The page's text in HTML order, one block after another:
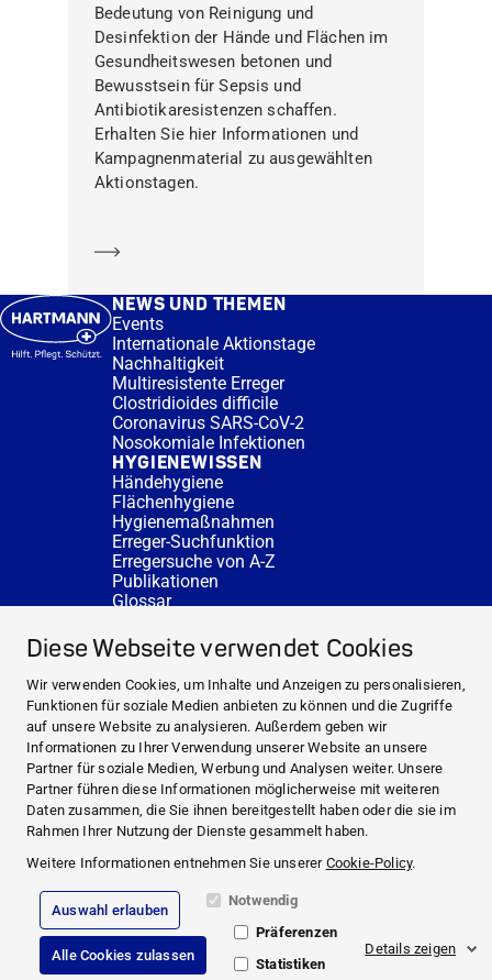
Diese Webseite verwendet Cookies
Wir verwenden Cookies, um Inhalte und Anzeigen zu personalisieren,
Funktionen für soziale Medien anbieten zu können und die Zugriffe
auf unsere Website zu analysieren. Außerdem geben wir
Informationen zu Ihrer Verwendung unserer Website an unsere
Partner für soziale Medien, Werbung und Analysen weiter. Unsere
Partner führen diese Informationen möglicherweise mit weiteren
Daten zusammen, die Sie ihnen bereitgestellt haben oder die sie im
Rahmen Ihrer Nutzung der Dienste gesammelt haben.
Weitere Informationen entnehmen Sie unserer Cookie-Policy.
Auswahl erlauben
Alle Cookies zulassen
Notwendig
Präferenzen
Statistiken
Details zeigen
Bedeutung von Reinigung und
Desinfektion der Hände und Flächen im
Gesundheitswesen betonen und
Bewusstsein für Sepsis und
Antibiotikaresistenzen schaffen.
Erhalten Sie hier Informationen und
Kampagnenmaterial zu ausgewählten
Aktionstagen.
NEWS UND THEMEN
Events
Internationale Aktionstage
Nachhaltigkeit
Multiresistente Erreger
Clostridioides difficile
Coronavirus SARS-CoV-2
Nosokomiale Infektionen
HYGIENEWISSEN
Händehygiene
Flächenhygiene
Hygienemaßnahmen
Erreger-Suchfunktion
Erregersuche von A-Z
Publikationen
Glossar
SERVICE
Fachberatung
DESINFACTS
Newsletter
Konzentrat-Rechner
Weiterführende Links
Über uns
Fachberatung
NEWS UND THEMEN
HYGIENEWISSEN
SERVICE
Rechtliche Hinweise
Compliance